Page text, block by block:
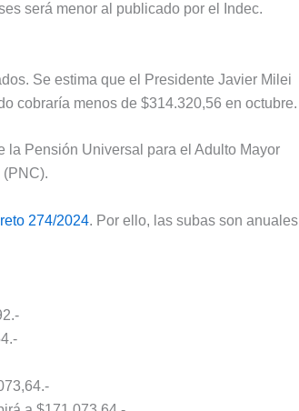
será menor al publicado por el Indec.
Se estima que el Presidente Javier Milei
cobraría menos de $314.320,56 en octubre.
la Pensión Universal para el Adulto Mayor
274/2024. Por ello, las subas son anuales